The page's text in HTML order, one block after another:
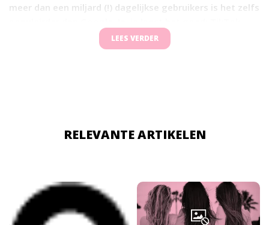
meer dan een miljard (!) dagelijkse gebruikers is het zelfs
wordt vaker bezocht dan Google. Geen wonder dat
bedrijven, influencers én creators er alles aan doen om
LEES VERDER
RELEVANTE ARTIKELEN